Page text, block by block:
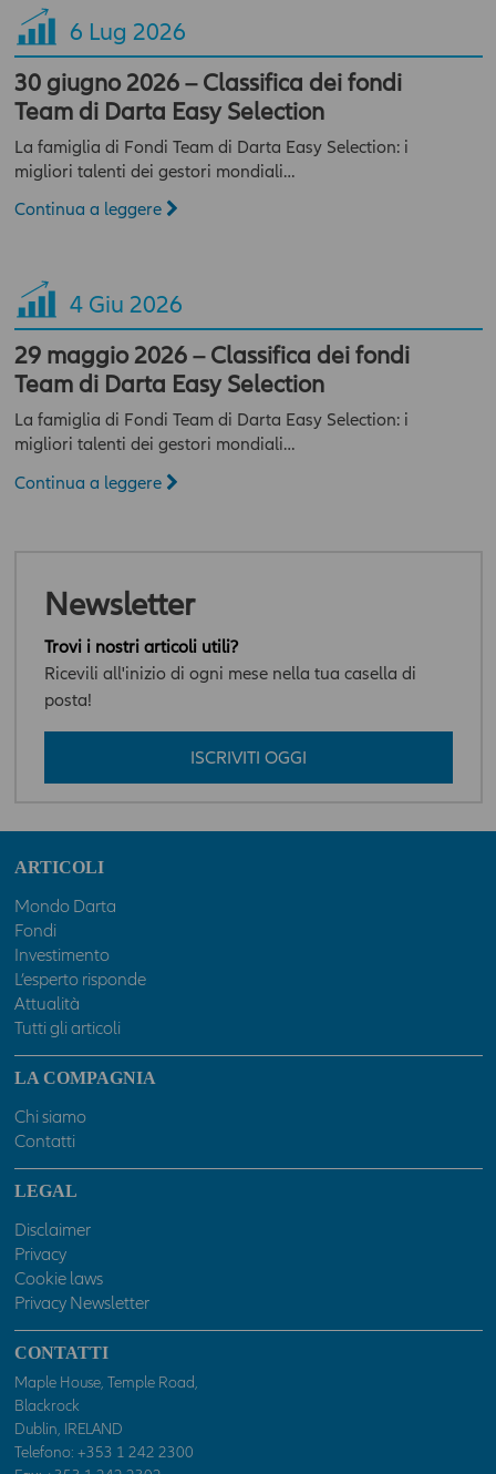
6 Lug 2026
30 giugno 2026 – Classifica dei fondi
Team di Darta Easy Selection
La famiglia di Fondi Team di Darta Easy Selection: i
migliori talenti dei gestori mondiali…
Continua a leggere
4 Giu 2026
29 maggio 2026 – Classifica dei fondi
Team di Darta Easy Selection
La famiglia di Fondi Team di Darta Easy Selection: i
migliori talenti dei gestori mondiali…
Continua a leggere
Newsletter
Trovi i nostri articoli utili?
Ricevili all'inizio di ogni mese nella tua casella di
posta!
ISCRIVITI OGGI
ARTICOLI
Mondo Darta
Fondi
Investimento
L’esperto risponde
Attualità
Tutti gli articoli
LA COMPAGNIA
Chi siamo
Contatti
LEGAL
Disclaimer
Privacy
Cookie laws
Privacy Newsletter
CONTATTI
Maple House, Temple Road,
Blackrock
Dublin, IRELAND
Telefono: +353 1 242 2300